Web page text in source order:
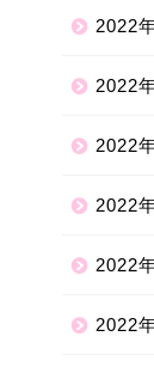
2022
2022
2022
2022
2022
2022